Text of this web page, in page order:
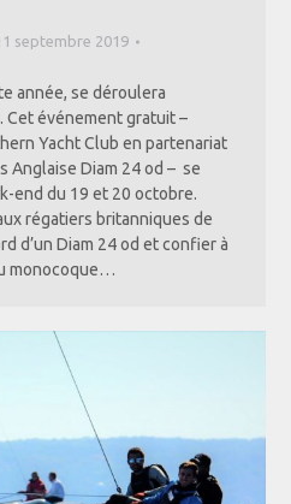
septembre 2019
année, se déroulera
Cet événement gratuit –
Yacht Club en partenariat
Anglaise Diam 24 od – se
end du 19 et 20 octobre.
régatiers britanniques de
d’un Diam 24 od et confier à
monocoque…